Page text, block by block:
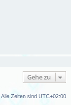
Gehe zu
Alle Zeiten sind UTC+02:00